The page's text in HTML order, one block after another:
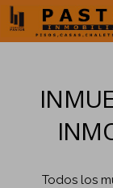
Todos los